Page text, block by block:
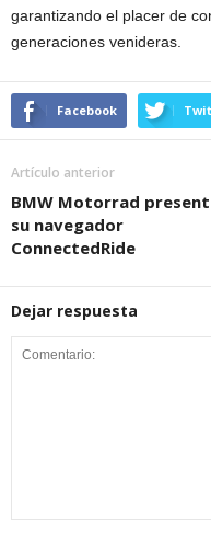
garantizando el placer de
generaciones venideras.
Facebook
Artículo anterior
BMW Motorrad
su navegador
ConnectedRide
Dejar respuesta